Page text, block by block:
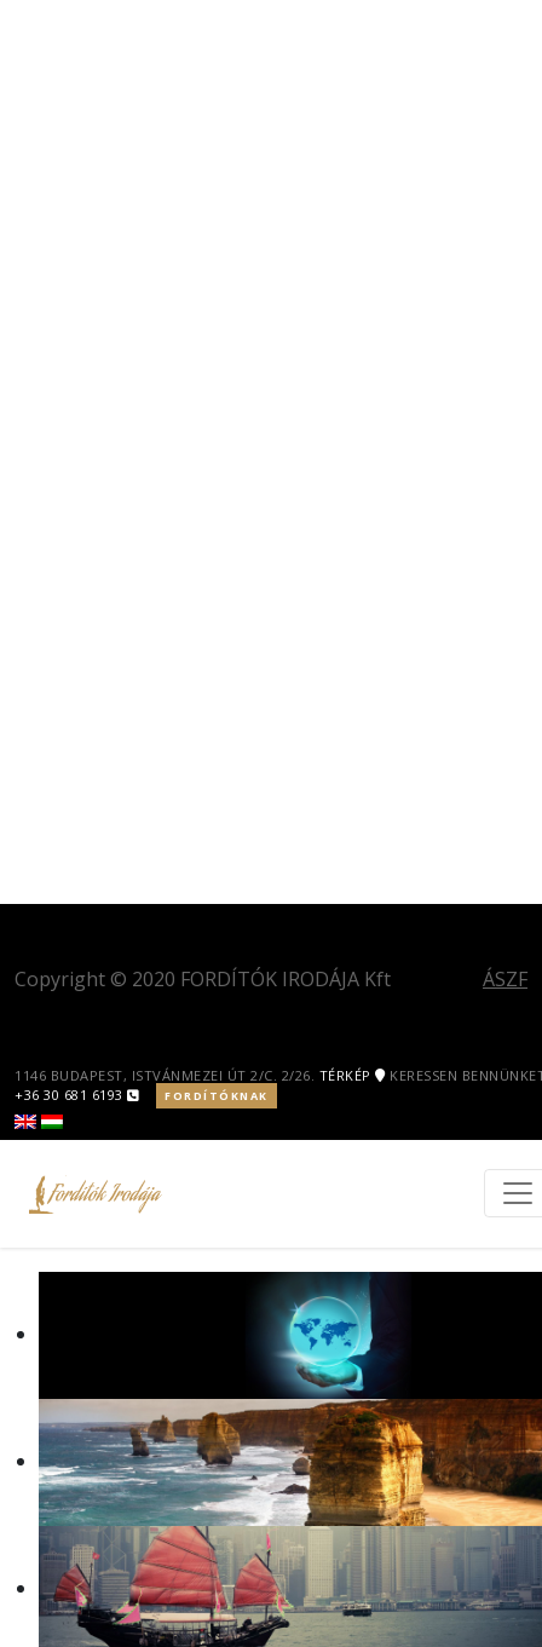
ÁSZF
Copyright © 2020 FORDÍTÓK IRODÁJA Kft
1146 BUDAPEST, ISTVÁNMEZEI ÚT 2/C. 2/26. TÉRKÉP
KERESSEN
+36 30 681 6193
FORDÍTÓKNAK